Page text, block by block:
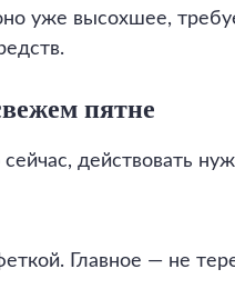
уже высохшее,
пятне
действовать
Главное — не